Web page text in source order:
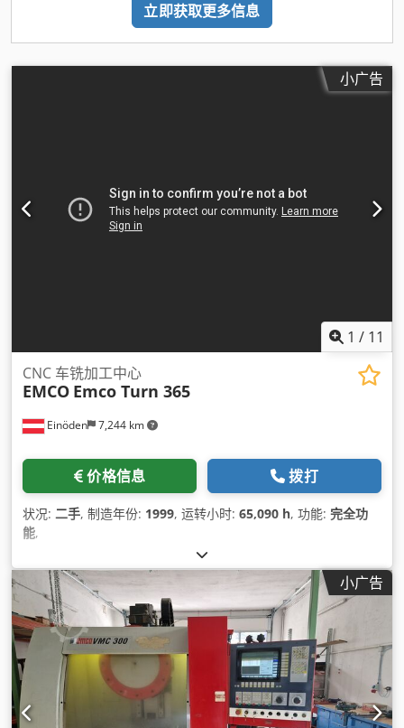
立即获取更多信息
小广告
1 / 11
Einöden 7,244 km
CNC 车铣加工中心
EMCO Emco Turn 365
价格信息 拨打
状况: 二手, 制造年份: 1999, 运转小时: 65,090 h, 功能: 完全功
能,
小广告